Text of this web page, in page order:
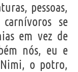
pessoas,
se
em vez de
nós, eu e
o potro,